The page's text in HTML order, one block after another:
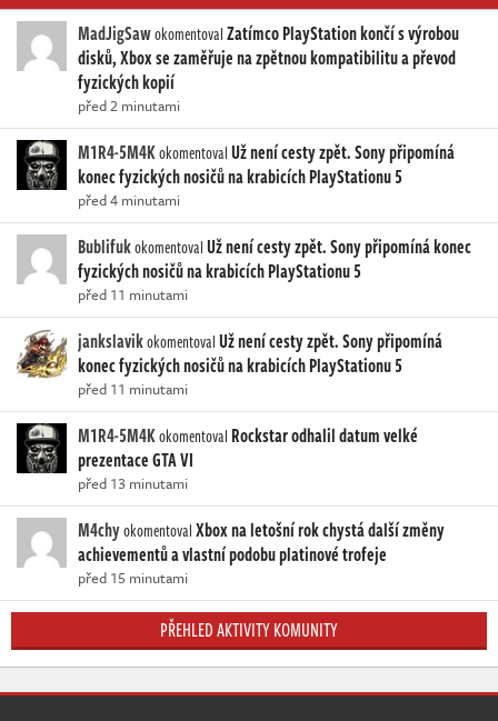
MadJigSawokomentovalZatímco PlayStation končí s výrobou
disků, Xbox se zaměřuje na zpětnou kompatibilitu a převod
fyzických kopií
před 2 minutami
M1R4-5M4KokomentovalUž není cesty zpět. Sony připomíná
konec fyzických nosičů na krabicích PlayStationu 5
před 4 minutami
BublifukokomentovalUž není cesty zpět. Sony připomíná konec
fyzických nosičů na krabicích PlayStationu 5
před 11 minutami
jankslavikokomentovalUž není cesty zpět. Sony připomíná
konec fyzických nosičů na krabicích PlayStationu 5
před 11 minutami
M1R4-5M4Kokomentoval Rockstar odhalil datum velké
prezentace GTA VI
před 13 minutami
M4chyokomentovalXbox na letošní rok chystá další změny
achievementů a vlastní podobu platinové trofeje
před 15 minutami
PŘEHLED AKTIVITY KOMUNITY